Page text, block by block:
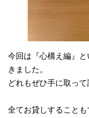
今回は『心構え編』
きました。
どれもぜひ手に取って
全てお貸しすること